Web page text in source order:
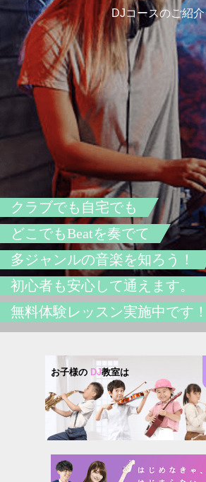
クラブでも自宅でも
どこでもBeatを奏でて
多ジャンルの音楽を知ろう！
初心者も安心して通えます。
無料体験レッスン実施中です！
DJコースのご紹介
お子様の DJ教室は